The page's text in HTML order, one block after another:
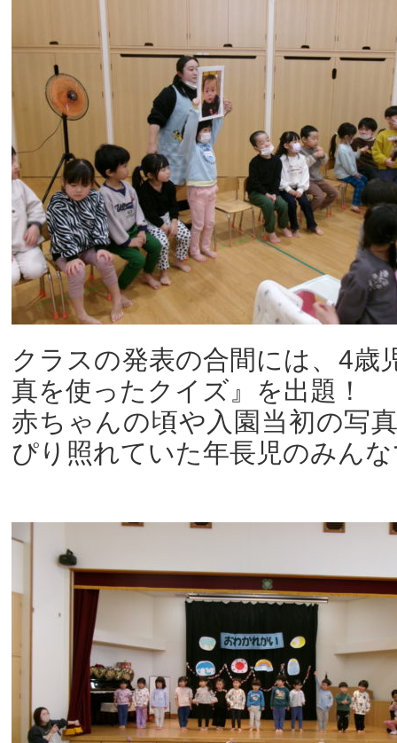
クラスの発表の合間には、4歳
真を使ったクイズ』を出題！
赤ちゃんの頃や入園当初の写
ぴり照れていた年長児のみん